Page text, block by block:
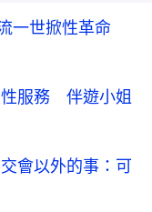
一世掀性革命
服務 伴遊小姐
會以外的事：可